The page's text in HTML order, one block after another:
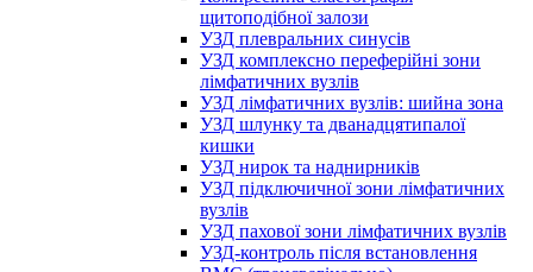
щитоподібної залози
УЗД плевральних синусів
УЗД комплексно переферійні зони
лімфатичних вузлів
УЗД лімфатичних вузлів: шийна зона
УЗД шлунку та дванадцятипалої
кишки
УЗД нирок та наднирників
УЗД підключичної зони лімфатичних
вузлів
УЗД пахової зони лімфатичних вузлів
УЗД-контроль після встановлення